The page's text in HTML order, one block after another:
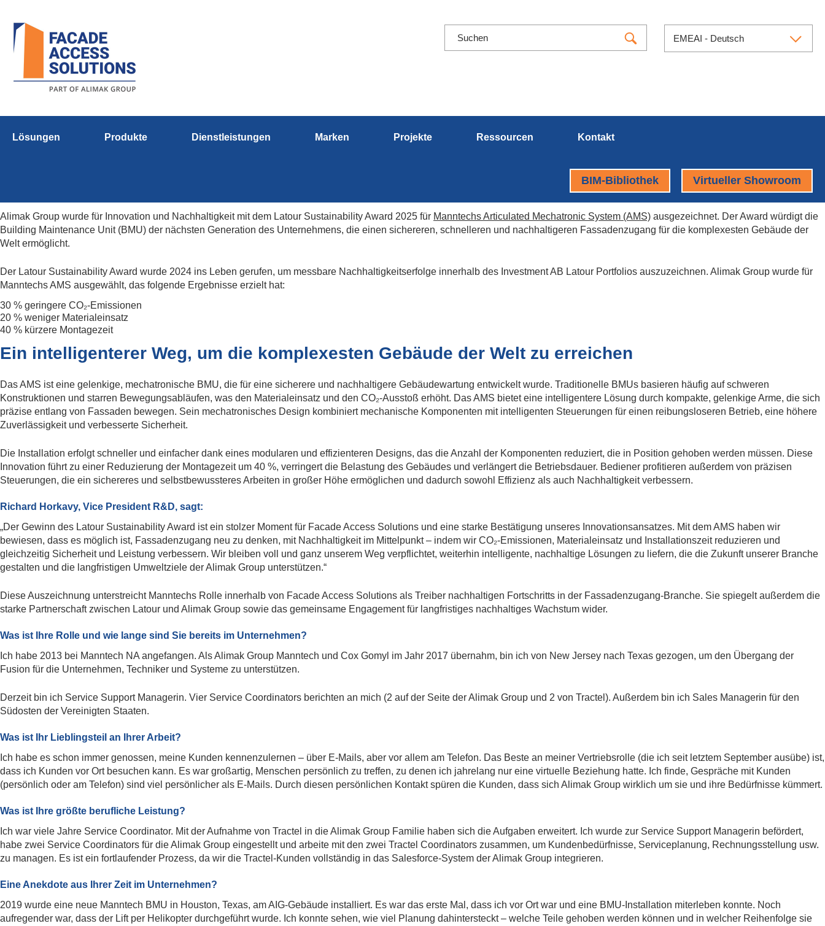
EMEAI - Deutsch
Lösungen Produkte Dienstleistungen Marken Projekte Ressourcen Kontakt
BIM-Bibliothek Virtueller Showroom
Alimak Group wurde für Innovation und Nachhaltigkeit mit dem Latour Sustainability Award 2025 für Manntechs Articulated Mechatronic System (AMS) ausgezeichnet. Der Award würdigt die
Building Maintenance Unit (BMU) der nächsten Generation des Unternehmens, die einen sichereren, schnelleren und nachhaltigeren Fassadenzugang für die komplexesten Gebäude der
Welt ermöglicht.
Der Latour Sustainability Award wurde 2024 ins Leben gerufen, um messbare Nachhaltigkeitserfolge innerhalb des Investment AB Latour Portfolios auszuzeichnen. Alimak Group wurde für
Manntechs AMS ausgewählt, das folgende Ergebnisse erzielt hat:
30 % geringere CO₂-Emissionen
20 % weniger Materialeinsatz
40 % kürzere Montagezeit
Ein intelligenterer Weg, um die komplexesten Gebäude der Welt zu erreichen
Das AMS ist eine gelenkige, mechatronische BMU, die für eine sicherere und nachhaltigere Gebäudewartung entwickelt wurde. Traditionelle BMUs basieren häufig auf schweren
Konstruktionen und starren Bewegungsabläufen, was den Materialeinsatz und den CO₂-Ausstoß erhöht. Das AMS bietet eine intelligentere Lösung durch kompakte, gelenkige Arme, die sich
präzise entlang von Fassaden bewegen. Sein mechatronisches Design kombiniert mechanische Komponenten mit intelligenten Steuerungen für einen reibungsloseren Betrieb, eine höhere
Zuverlässigkeit und verbesserte Sicherheit.
Die Installation erfolgt schneller und einfacher dank eines modularen und effizienteren Designs, das die Anzahl der Komponenten reduziert, die in Position gehoben werden müssen. Diese
Innovation führt zu einer Reduzierung der Montagezeit um 40 %, verringert die Belastung des Gebäudes und verlängert die Betriebsdauer. Bediener profitieren außerdem von präzisen
Steuerungen, die ein sichereres und selbstbewussteres Arbeiten in großer Höhe ermöglichen und dadurch sowohl Effizienz als auch Nachhaltigkeit verbessern.
Richard Horkavy, Vice President R&D, sagt:
„Der Gewinn des Latour Sustainability Award ist ein stolzer Moment für Facade Access Solutions und eine starke Bestätigung unseres Innovationsansatzes. Mit dem AMS haben wir
bewiesen, dass es möglich ist, Fassadenzugang neu zu denken, mit Nachhaltigkeit im Mittelpunkt – indem wir CO₂-Emissionen, Materialeinsatz und Installationszeit reduzieren und
gleichzeitig Sicherheit und Leistung verbessern. Wir bleiben voll und ganz unserem Weg verpflichtet, weiterhin intelligente, nachhaltige Lösungen zu liefern, die die Zukunft unserer Branche
gestalten und die langfristigen Umweltziele der Alimak Group unterstützen.“
Diese Auszeichnung unterstreicht Manntechs Rolle innerhalb von Facade Access Solutions als Treiber nachhaltigen Fortschritts in der Fassadenzugang-Branche. Sie spiegelt außerdem die
starke Partnerschaft zwischen Latour und Alimak Group sowie das gemeinsame Engagement für langfristiges nachhaltiges Wachstum wider.
Was ist Ihre Rolle und wie lange sind Sie bereits im Unternehmen?
Ich habe 2013 bei Manntech NA angefangen. Als Alimak Group Manntech und Cox Gomyl im Jahr 2017 übernahm, bin ich von New Jersey nach Texas gezogen, um den Übergang der
Fusion für die Unternehmen, Techniker und Systeme zu unterstützen.
Derzeit bin ich Service Support Managerin. Vier Service Coordinators berichten an mich (2 auf der Seite der Alimak Group und 2 von Tractel). Außerdem bin ich Sales Managerin für den
Südosten der Vereinigten Staaten.
Was ist Ihr Lieblingsteil an Ihrer Arbeit?
Ich habe es schon immer genossen, meine Kunden kennenzulernen – über E-Mails, aber vor allem am Telefon. Das Beste an meiner Vertriebsrolle (die ich seit letztem September ausübe) ist,
dass ich Kunden vor Ort besuchen kann. Es war großartig, Menschen persönlich zu treffen, zu denen ich jahrelang nur eine virtuelle Beziehung hatte. Ich finde, Gespräche mit Kunden
(persönlich oder am Telefon) sind viel persönlicher als E-Mails. Durch diesen persönlichen Kontakt spüren die Kunden, dass sich Alimak Group wirklich um sie und ihre Bedürfnisse kümmert.
Was ist Ihre größte berufliche Leistung?
Ich war viele Jahre Service Coordinator. Mit der Aufnahme von Tractel in die Alimak Group Familie haben sich die Aufgaben erweitert. Ich wurde zur Service Support Managerin befördert,
habe zwei Service Coordinators für die Alimak Group eingestellt und arbeite mit den zwei Tractel Coordinators zusammen, um Kundenbedürfnisse, Serviceplanung, Rechnungsstellung usw.
zu managen. Es ist ein fortlaufender Prozess, da wir die Tractel-Kunden vollständig in das Salesforce-System der Alimak Group integrieren.
Eine Anekdote aus Ihrer Zeit im Unternehmen?
2019 wurde eine neue Manntech BMU in Houston, Texas, am AIG-Gebäude installiert. Es war das erste Mal, dass ich vor Ort war und eine BMU-Installation miterleben konnte. Noch
aufregender war, dass der Lift per Helikopter durchgeführt wurde. Ich konnte sehen, wie viel Planung dahintersteckt – welche Teile gehoben werden können und in welcher Reihenfolge sie